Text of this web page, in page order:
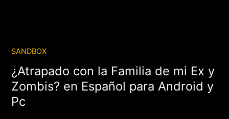
SANDBOX
¿Atrapado con la Familia de mi Ex y
Zombis? en Español para Android y
Pc